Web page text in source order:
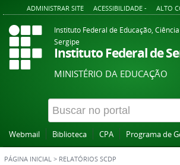
ADMINISTRAR SITE ACESSIBILIDADE - ALTO
Instituto Federal de Educação,
Sergipe
Instituto Federal de
MINISTÉRIO DA EDUCAÇÃO
Webmail Biblioteca CPA Programa de
PÁGINA INICIAL > RELATÓRIOS SCDP